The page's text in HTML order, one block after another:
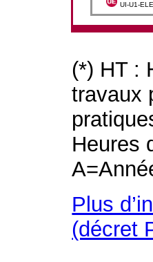
UI-U1-
(*) HT :
travaux
Heures
Plus
(décret